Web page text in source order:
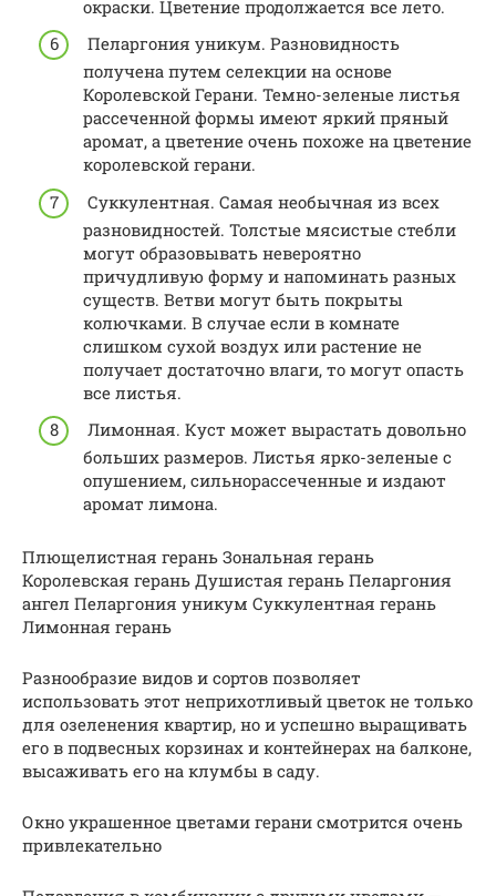
окраски. Цветение продолжается все лето.
Пеларгония уникум. Разновидность
получена путем селекции на основе
Королевской Герани. Темно-зеленые листья
рассеченной формы имеют яркий пряный
аромат, а цветение очень похоже на цветение
королевской герани.
Суккулентная. Самая необычная из всех
разновидностей. Толстые мясистые стебли
могут образовывать невероятно
причудливую форму и напоминать разных
существ. Ветви могут быть покрыты
колючками. В случае если в комнате
слишком сухой воздух или растение не
получает достаточно влаги, то могут опасть
все листья.
Лимонная. Куст может вырастать довольно
больших размеров. Листья ярко-зеленые с
опушением, сильнорассеченные и издают
аромат лимона.
Плющелистная герань Зональная герань
Королевская герань Душистая герань Пеларгония
ангел Пеларгония уникум Суккулентная герань
Лимонная герань
Разнообразие видов и сортов позволяет
использовать этот неприхотливый цветок не только
для озеленения квартир, но и успешно выращивать
его в подвесных корзинах и контейнерах на балконе,
высаживать его на клумбы в саду.
Окно украшенное цветами герани смотрится очень
привлекательно